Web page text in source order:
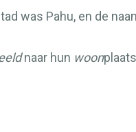
was Pahu, en de
naar hun woon